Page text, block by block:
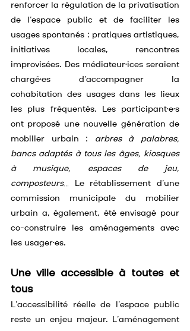
renforcer la régulation de la privatisation
de l’espace public et de faciliter les
usages spontanés : pratiques artistiques,
initiatives locales, rencontres
improvisées. Des médiateur·ices seraient
chargé·es d’accompagner la
cohabitation des usages dans les lieux
les plus fréquentés. Les participant·e·s
ont proposé une nouvelle génération de
mobilier urbain : arbres à palabres,
bancs adaptés à tous les âges, kiosques
à musique, espaces de jeu,
composteurs… Le rétablissement d’une
commission municipale du mobilier
urbain a, également, été envisagé pour
co-construire les aménagements avec
les usager·es.
Une ville accessible à toutes et
tous
L’accessibilité réelle de l’espace public
reste un enjeu majeur. L’aménagement